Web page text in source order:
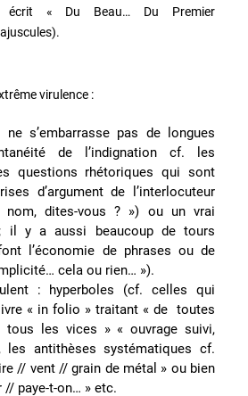
écrit « Du Beau… Du Premier
virulence :
s’embarrasse pas de longues
de l’indignation cf. les
questions rhétoriques qui sont
d’argument de l’interlocuteur
nom, dites-vous ? ») ou un vrai
il y a aussi beaucoup de tours
l’économie de phrases ou de
cela ou rien… »).
: hyperboles (cf. celles qui
« in folio » traitant « de toutes
tous les vices » « ouvrage suivi,
les antithèses systématiques cf.
// vent // grain de métal » ou bien
// paye-t-on… » etc.